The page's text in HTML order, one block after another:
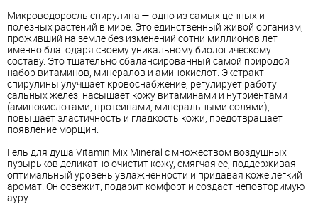
Микроводоросль спирулина — одно из самых ценных и
полезных растений в мире. Это единственный живой организм,
проживший на земле без изменений сотни миллионов лет
именно благодаря своему уникальному биологическому
составу. Это тщательно сбалансированный самой природой
набор витаминов, минералов и аминокислот. Экстракт
спирулины улучшает кровоснабжение, регулирует работу
сальных желез, насыщает кожу витаминами и нутриентами
(аминокислотами, протеинами, минеральными солями),
повышает эластичность и гладкость кожи, предотвращает
появление морщин.
Гель для душа Vitamin Mix Mineral с множеством воздушных
пузырьков деликатно очистит кожу, смягчая ее, поддерживая
оптимальный уровень увлажненности и придавая коже легкий
аромат. Он освежит, подарит комфорт и создаст неповторимую
ауру.